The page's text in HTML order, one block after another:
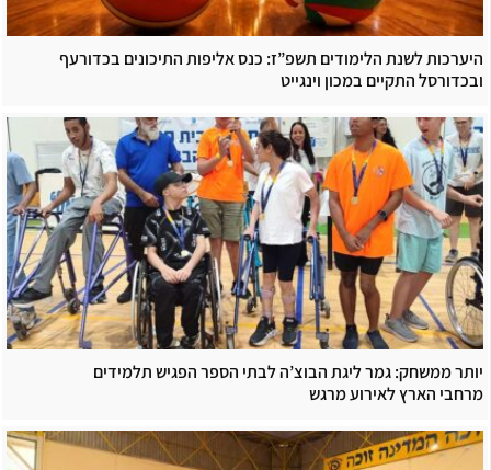
היערכות לשנת הלימודים תשפ”ז: כנס אליפות התיכונים בכדורעף
ובכדורסל התקיים במכון וינגייט
יותר ממשחק: גמר ליגת הבוצ’ה לבתי הספר הפגיש תלמידים
מרחבי הארץ לאירוע מרגש